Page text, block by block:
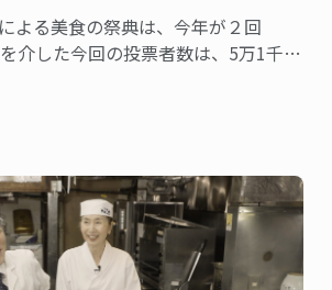
よる美食の祭典は、今年が２回
介した今回の投票者数は、5万1千人
業を称え４０部門における受賞